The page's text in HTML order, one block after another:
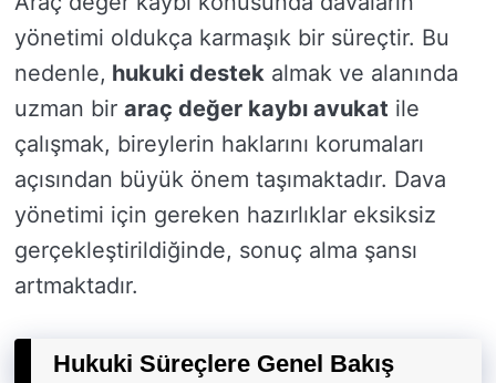
yönetimi oldukça karmaşık bir süreçtir. Bu
nedenle, hukuki destek almak ve alanında
uzman bir araç değer kaybı avukat ile
çalışmak, bireylerin haklarını korumaları
açısından büyük önem taşımaktadır. Dava
yönetimi için gereken hazırlıklar eksiksiz
gerçekleştirildiğinde, sonuç alma şansı
artmaktadır.
Hukuki Süreçlere Genel Bakış